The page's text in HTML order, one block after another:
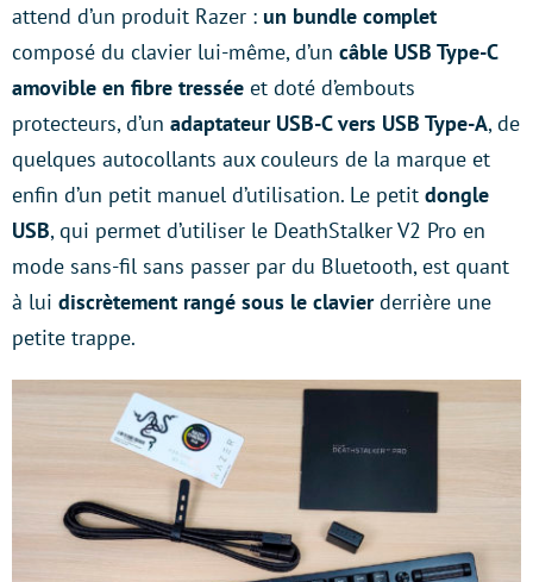
attend d’un produit Razer : un bundle complet
composé du clavier lui-même, d’un câble USB Type-C
amovible en fibre tressée et doté d’embouts
protecteurs, d’un adaptateur USB-C vers USB Type-A, de
quelques autocollants aux couleurs de la marque et
enfin d’un petit manuel d’utilisation. Le petit dongle
USB, qui permet d’utiliser le DeathStalker V2 Pro en
mode sans-fil sans passer par du Bluetooth, est quant
à lui discrètement rangé sous le clavierderrière une
petite trappe.